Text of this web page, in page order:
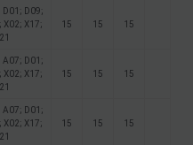
D01; D09;
X02; X17;
15 15 15
A07; D01;
X02; X17;
15 15 15
A07; D01;
X02; X17;
15 15 15